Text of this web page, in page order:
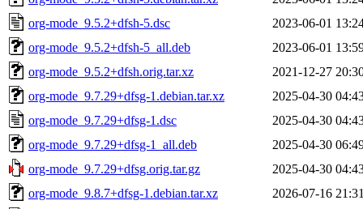
org-mode_9.5.2+dfsh-5.dsc
2023-06-01
org-mode_9.5.2+dfsh-5_all.deb
2023-06-01
org-mode_9.5.2+dfsh.orig.tar.xz
2021-12-27
org-mode_9.7.29+dfsg-1.debian.tar.xz
2025-04-30
org-mode_9.7.29+dfsg-1.dsc
2025-04-30
org-mode_9.7.29+dfsg-1_all.deb
2025-04-30
org-mode_9.7.29+dfsg.orig.tar.gz
2025-04-30
org-mode_9.8.7+dfsg-1.debian.tar.xz
2026-07-16